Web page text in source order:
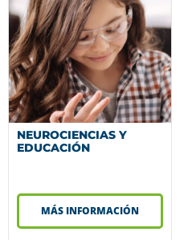
NEUROCIENCIAS Y
EDUCACIÓN
MÁS INFORMACIÓN